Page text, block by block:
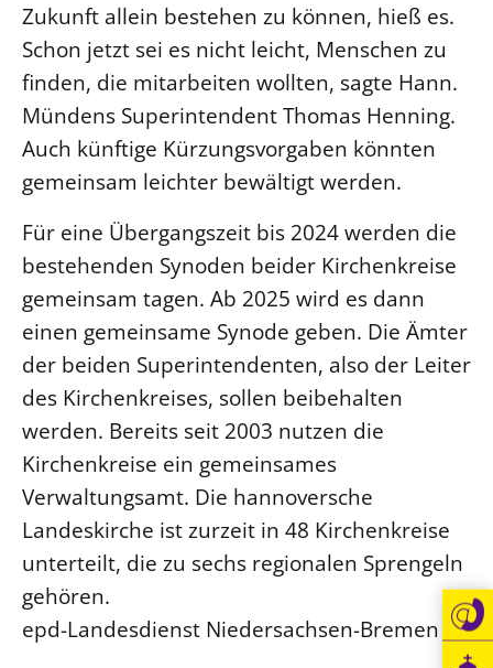
Zukunft allein bestehen zu können, hieß es.
Schon jetzt sei es nicht leicht, Menschen zu
finden, die mitarbeiten wollten, sagte Hann.
Mündens Superintendent Thomas Henning.
Auch künftige Kürzungsvorgaben könnten
gemeinsam leichter bewältigt werden.
Für eine Übergangszeit bis 2024 werden die
bestehenden Synoden beider Kirchenkreise
gemeinsam tagen. Ab 2025 wird es dann
einen gemeinsame Synode geben. Die Ämter
der beiden Superintendenten, also der Leiter
des Kirchenkreises, sollen beibehalten
werden. Bereits seit 2003 nutzen die
Kirchenkreise ein gemeinsames
Verwaltungsamt. Die hannoversche
Landeskirche ist zurzeit in 48 Kirchenkreise
unterteilt, die zu sechs regionalen Sprengeln
gehören.
epd-Landesdienst Niedersachsen-Bremen
Freie Stellen
BIBLIOTHEK & ARCHIV
SERVICE
Älterwerden im Pfarrberuf
Beschwerdestellen
Ephoralbüro
Finanzplanung
Fundraising
Corporate Design
Interventionsplan
Jahresgespräche
Kantine Speiseplan
Kirchliches Amtsblatt
Kirchliche Verwaltung
Klimaschutzgesetz